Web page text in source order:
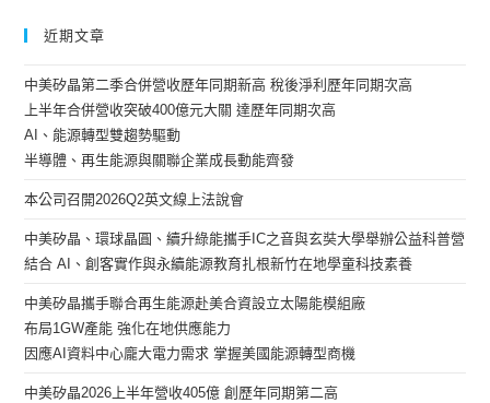
近期文章
中美矽晶第二季合併營收歷年同期新高 稅後淨利歷年同期次高
上半年合併營收突破400億元大關 達歷年同期次高
AI、能源轉型雙趨勢驅動
半導體、再生能源與關聯企業成長動能齊發
本公司召開2026Q2英文線上法說會
中美矽晶、環球晶圓、續升綠能攜手IC之音與玄奘大學舉辦公益科普營
結合 AI、創客實作與永續能源教育扎根新竹在地學童科技素養
中美矽晶攜手聯合再生能源赴美合資設立太陽能模組廠
布局1GW產能 強化在地供應能力
因應AI資料中心龐大電力需求 掌握美國能源轉型商機
中美矽晶2026上半年營收405億 創歷年同期第二高